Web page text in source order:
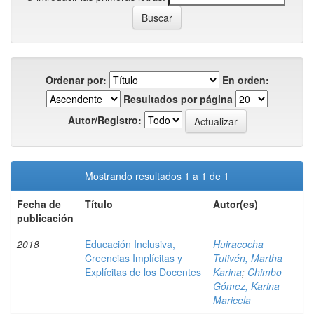
Ordenar por:
En orden:
Resultados por página
Autor/Registro:
Mostrando resultados 1 a 1 de 1
Fecha de
publicación
Título Autor(es)
2018
Educación Inclusiva,
Creencias Implícitas y
Explícitas de los Docentes
Huiracocha
Tutivén, Martha
Karina; Chimbo
Gómez, Karina
Maricela